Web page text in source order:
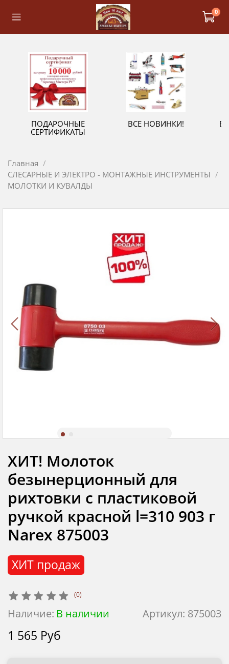
0
ПОДАРОЧНЫЕ
СЕРТИФИКАТЫ
ВСЕ НОВИНКИ!
Главная
СЛЕСАРНЫЕ И ЭЛЕКТРО - МОНТАЖНЫЕ ИНСТРУМЕНТЫ
МОЛОТКИ И КУВАЛДЫ
(0)
Артикул: 875003
Наличие: В наличии
ХИТ продаж
ХИТ! Молоток
безынерционный для
рихтовки с пластиковой
ручкой красной l=310 903 г
Narex 875003
1 565 Руб